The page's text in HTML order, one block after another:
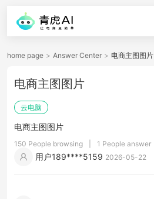
home page > Answer Center > 电商主图图片
电商主图图片
云电脑
电商主图图片
150 People browsing 1 People answer
用户189****5159 2026-05-22